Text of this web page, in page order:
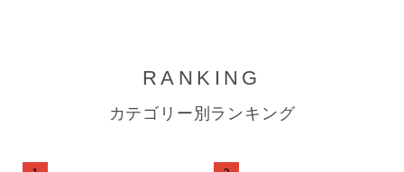
RANKING
カテゴリー別ランキング